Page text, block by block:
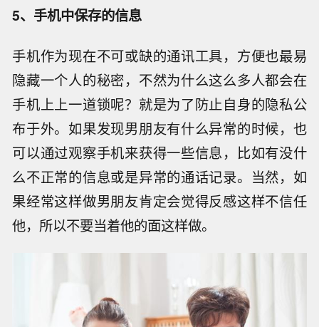
5、手机中保存的信息
手机作为现在不可或缺的通讯工具，方便也最易
隐藏一个人的秘密，不然为什么这么多人都会在
手机上上一道锁呢？就是为了防止自身的隐私公
布于外。如果发现男朋友有什么异常的时候，也
可以通过观察手机来获得一些信息，比如有没什
么不正常的信息或是异常的通话记录。当然，如
果经常这样做男朋友肯定会觉得反感这样不信任
他，所以不要当着他的面这样做。